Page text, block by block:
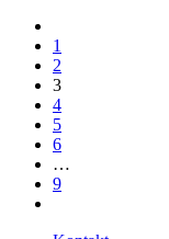
1
2
3
4
5
6
…
9